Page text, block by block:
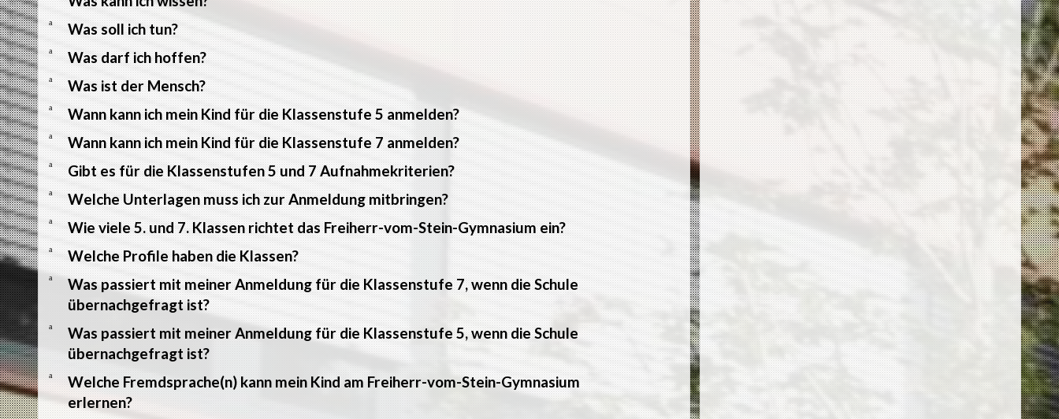
a Was soll ich tun?
a Was darf ich hoffen?
a Was ist der Mensch?
a Wann kann ich mein Kind für die Klassenstufe 5 anmelden?
a Wann kann ich mein Kind für die Klassenstufe 7 anmelden?
a Gibt es für die Klassenstufen 5 und 7 Aufnahmekriterien?
a Welche Unterlagen muss ich zur Anmeldung mitbringen?
a Wie viele 5. und 7. Klassen richtet das Freiherr-vom-Stein-Gymnasium ein?
a Welche Profile haben die Klassen?
a
Was passiert mit meiner Anmeldung für die Klassenstufe 7, wenn die Schule
übernachgefragt ist?
a
Was passiert mit meiner Anmeldung für die Klassenstufe 5, wenn die Schule
übernachgefragt ist?
a
Welche Fremdsprache(n) kann mein Kind am Freiherr-vom-Stein-Gymnasium
erlernen?